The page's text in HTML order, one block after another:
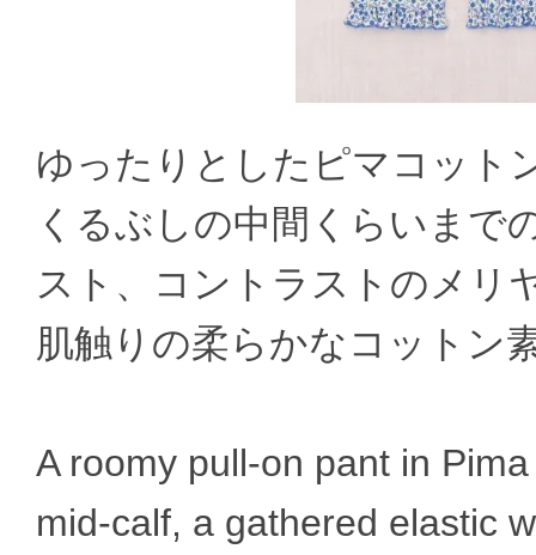
ゆったりとしたピマコッ
くるぶしの中間くらいまで
スト、コントラストのメリ
肌触りの柔らかなコットン
A roomy pull-on pant in
mid-calf, a gathered elastic